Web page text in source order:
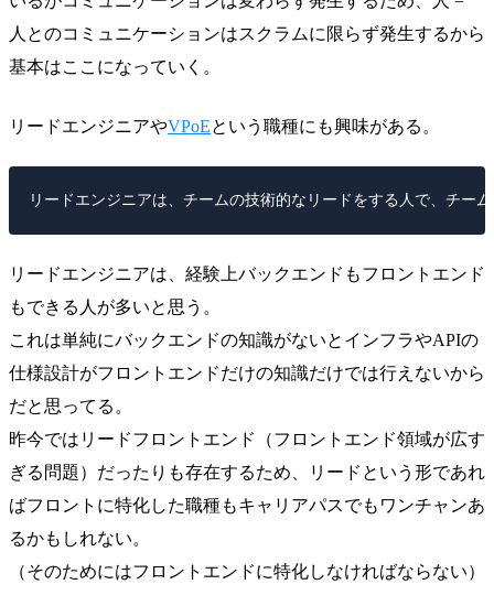
人とのコミュニケーションはスクラムに限らず発生するから
基本はここになっていく。
リードエンジニアやVPoEという職種にも興味がある。
リードエンジニアは、経験上バックエンドもフロントエンド
もできる人が多いと思う。
これは単純にバックエンドの知識がないとインフラやAPIの
仕様設計がフロントエンドだけの知識だけでは行えないから
だと思ってる。
昨今ではリードフロントエンド（フロントエンド領域が広す
ぎる問題）だったりも存在するため、リードという形であれ
ばフロントに特化した職種もキャリアパスでもワンチャンあ
るかもしれない。
（そのためにはフロントエンドに特化しなければならない）